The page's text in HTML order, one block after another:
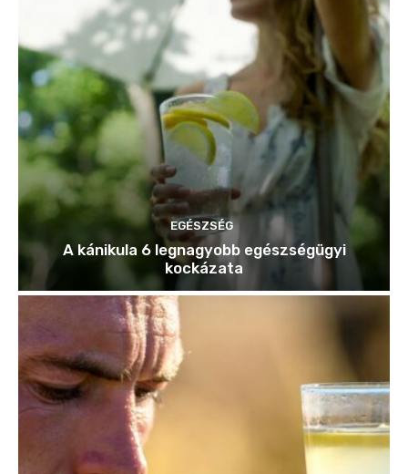
EGÉSZSÉG
A kánikula 6 legnagyobb egészségügyi
kockázata